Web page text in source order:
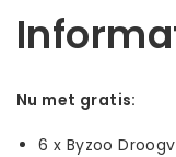
Nu met gratis:
6 x Byzoo